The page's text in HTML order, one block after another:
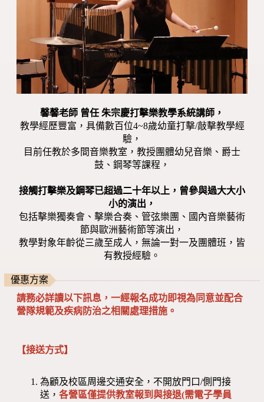
馨馨老師 曾任 朱宗慶打擊樂教學系統講師，
教學經歷豐富，具備數百位4~8歲幼童打擊/敲擊教學經
驗，
目前任教於多間音樂教室，教授團體幼兒音樂、爵士
鼓、鋼琴等課程，
接觸打擊樂及鋼琴已超過二十年以上，曾參與過大大小
小的演出，
包括擊樂獨奏會、擊樂合奏、管弦樂團、國內音樂藝術
節與歐洲藝術節等演出，
教學對象年齡從三歲至成人，無論一對一及團體班，皆
有教授經驗。
優惠方案
請務必詳讀以下訊息，一經報名成功即視為同意並配合
營隊規範及疾病防治之相關處理措施。
【接送方式】
為顧及校區周邊交通安全，不開放門口/側門接
送，各營區僅提供教室報到與接退(需電子學員